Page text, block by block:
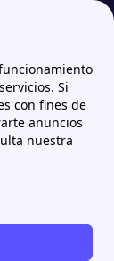
Si
con fines de
anuncios
nuestra
donde